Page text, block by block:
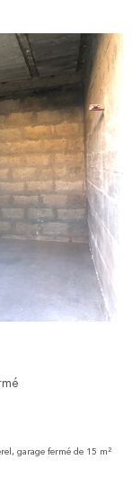
garage fermé de 15 m²